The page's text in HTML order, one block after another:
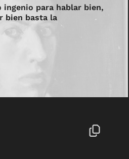
ingenio para hablar bien,
bien basta la